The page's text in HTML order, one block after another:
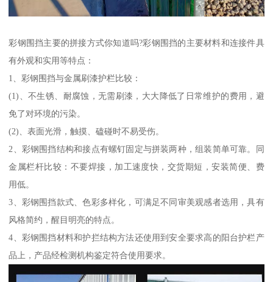
彩钢围挡主要的拼接方式你知道吗?彩钢围挡的主要材料和连接件具
有外观和实用等特点：
1、彩钢围挡与金属刷漆护栏比较：
(1)、不生锈、耐腐蚀，无需刷漆，大大降低了日常维护的费用，避
免了对环境的污染。
(2)、表面光滑，触摸、磕碰时不易受伤。
2、彩钢围挡结构和接点有螺钉固定与拼装两种，组装简单可靠。同
金属栏杆比较：不要焊接，加工速度快，交货期短，安装简便、费
用低。
3、彩钢围挡款式、色彩多样化，可满足不同审美观感者选用，具有
风格简约，醒目明亮的特点。
4、彩钢围挡材料和护拦结构方法还使用到安全要求高的阳台护栏产
品上，产品经检测机构鉴定符合使用要求。